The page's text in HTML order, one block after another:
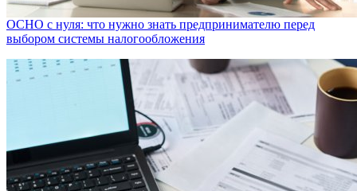
ОСНО с нуля: что нужно знать предпринимателю перед
выбором системы налогообложения